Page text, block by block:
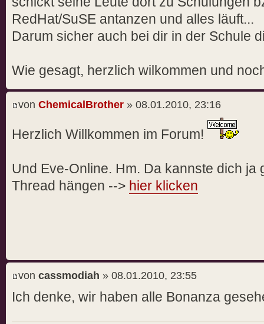
RedHat/SuSE antanzen und alles läuft...
Darum sicher auch bei dir in der Schule
Wie gesagt, herzlich wilkommen und
von ChemicalBrother » 08.01.2010, 23:16
Herzlich Willkommen im Forum!
Und Eve-Online. Hm. Da kannste dich ja
Thread hängen --> hier klicken
von cassmodiah » 08.01.2010, 23:55
Ich denke, wir haben alle Bonanza